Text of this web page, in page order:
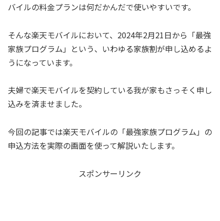
バイルの料金プランは何だかんだで使いやすいです。
そんな楽天モバイルにおいて、2024年2月21日から「最強
家族プログラム」という、いわゆる家族割が申し込めるよ
うになっています。
夫婦で楽天モバイルを契約している我が家もさっそく申し
込みを済ませました。
今回の記事では楽天モバイルの「最強家族プログラム」の
申込方法を実際の画面を使って解説いたします。
スポンサーリンク